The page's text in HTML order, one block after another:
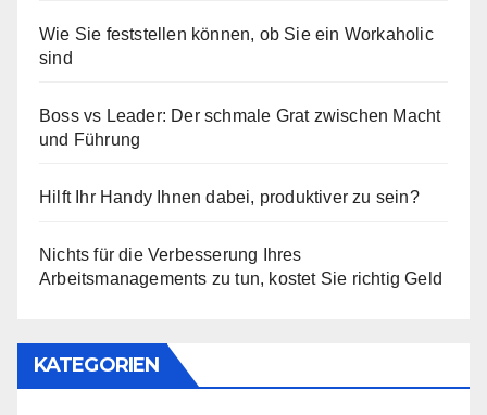
Wie Sie feststellen können, ob Sie ein Workaholic
sind
Boss vs Leader: Der schmale Grat zwischen Macht
und Führung
Hilft Ihr Handy Ihnen dabei, produktiver zu sein?
Nichts für die Verbesserung Ihres
Arbeitsmanagements zu tun, kostet Sie richtig Geld
KATEGORIEN